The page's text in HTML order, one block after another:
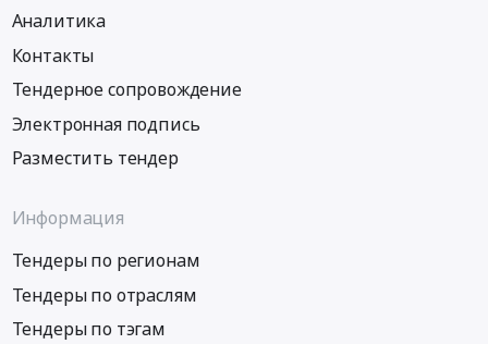
Аналитика
Контакты
Тендерное сопровождение
Электронная подпись
Разместить тендер
Информация
Тендеры по регионам
Тендеры по отраслям
Тендеры по тэгам